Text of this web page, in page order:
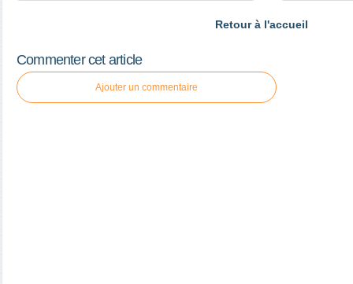
Retour à l'accueil
Commenter cet article
Ajouter un commentaire